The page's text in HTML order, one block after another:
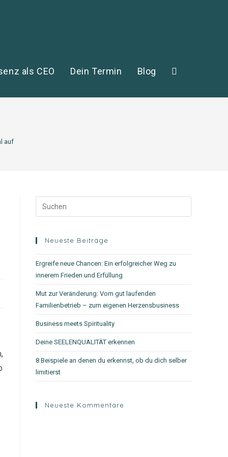
als CEO Dein Termin Blog
auf
Neueste Beiträge
Ergreife neue Chancen: Ein erfolgreicher Weg zu
innerem Frieden und Erfüllung
Mut zur Veränderung: Vom gut laufenden
Familienbetrieb – zum eigenen Herzensbusiness
Business meets Spirituality
Deine SEELENQUALITÄT erkennen
8 Beispiele an denen du erkennst, ob du dich selber
limitierst
Neueste Kommentare